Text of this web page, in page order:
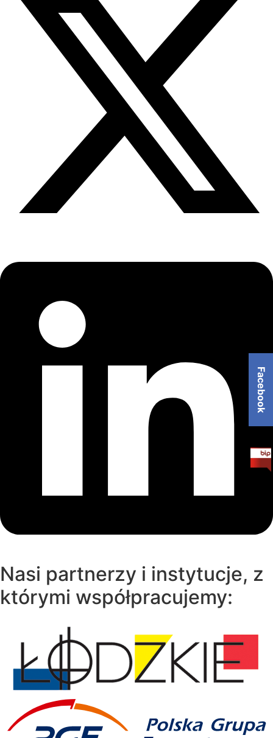
Facebook
Nasi partnerzy i instytucje, z
którymi współpracujemy: